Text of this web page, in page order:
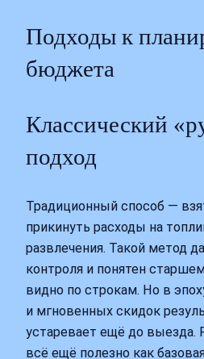
Подходы к
бюджета
Классический
подход
Традиционный способ —
прикинуть расходы на
развлечения. Такой метод
контроля и понятен
видно по строкам. Но в
и мгновенных скидок
устаревает ещё до выезда.
всё ещё полезно как